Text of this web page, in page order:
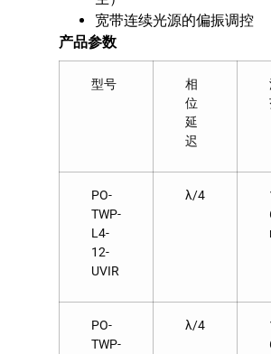
宽带连续光源的偏振调控
产品参数
型号
相
位
延
迟
PO-
TWP-
L4-
12-
UVIR
λ/4
PO-
TWP-
λ/4